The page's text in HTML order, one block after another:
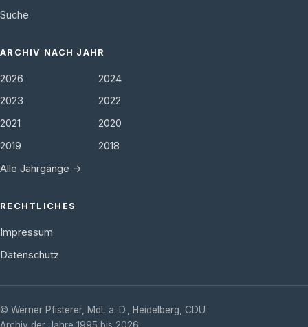
Suche
ARCHIV NACH JAHR
2026
2024
2023
2022
2021
2020
2019
2018
Alle Jahrgänge →
RECHTLICHES
Impressum
Datenschutz
© Werner Pfisterer, MdL a. D. Heidelberg
CDU
Archiv der Jahre 1995 bis 2026